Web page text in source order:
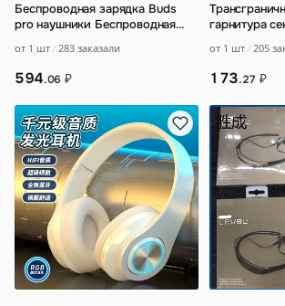
Беспроводная зарядка Buds
pro наушники Беспроводная
беспровод …
от 1 шт 283 заказали
594.06 ₽
гарнитура
действи…
от 1 шт 205
173.27 ₽